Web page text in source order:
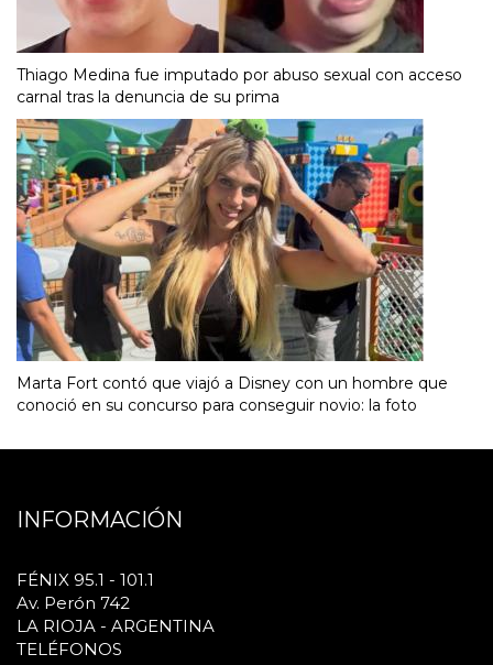
Thiago Medina fue imputado por abuso sexual con acceso
carnal tras la denuncia de su prima
Marta Fort contó que viajó a Disney con un hombre que
conoció en su concurso para conseguir novio: la foto
INFORMACIÓN
FÉNIX 95.1 - 101.1
Av. Perón 742
LA RIOJA - ARGENTINA
TELÉFONOS